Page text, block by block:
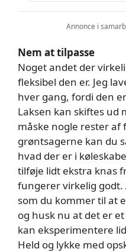
Nem at tilpasse
Noget andet der
fleksibel den er. Jeg
hver gang, fordi den
Laksen kan skiftes ud
måske nogle rester af
grøntsagerne kan du
hvad der er i
tilføje lidt ekstra knas
fungerer virkelig godt.
som du kommer til at
og husk nu at det er
kan eksperimentere
Held og lykke med